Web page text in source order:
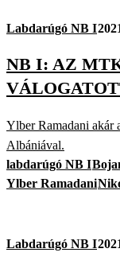
Labdarúgó NB I
NB I: AZ
Ylber Ramadani akár
Albániával.
labdarúgó NB I
Ylber Ramadani
Labdarúgó NB I